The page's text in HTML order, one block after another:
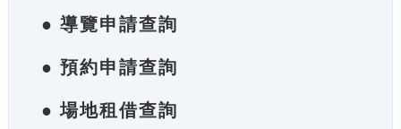
● 導覽申請查詢
● 預約申請查詢
● 場地租借查詢